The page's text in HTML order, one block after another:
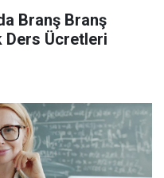
Branş Branş
Ders Ücretleri